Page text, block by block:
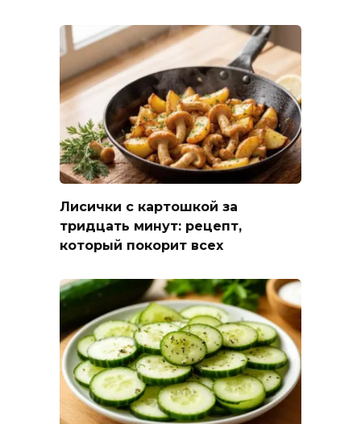
Лисички с картошкой за
тридцать минут: рецепт,
который покорит всех